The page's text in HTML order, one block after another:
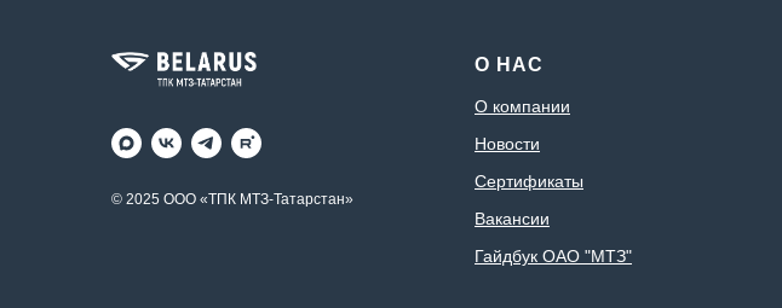
© 2025 ООО «ТПК МТЗ-Татарстан»
О НАС
О компании
Новости
Сертификаты
Вакансии
Гайдбук ОАО "МТЗ"